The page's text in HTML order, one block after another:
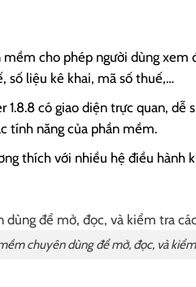
cho phép người dùng xem
số liệu kê khai, mã số thuế,…
1.8.8 có giao diện trực quan, dễ
tính năng của phần mềm.
thích với nhiều hệ điều hành
chuyên dùng để mở, đọc, và